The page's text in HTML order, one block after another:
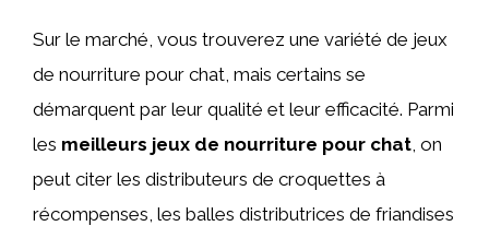
Sur le marché, vous trouverez une variété de jeux
de nourriture pour chat, mais certains se
démarquent par leur qualité et leur efficacité. Parmi
les meilleurs jeux de nourriture pour chat , on
peut citer les distributeurs de croquettes à
récompenses, les balles distributrices de friandises